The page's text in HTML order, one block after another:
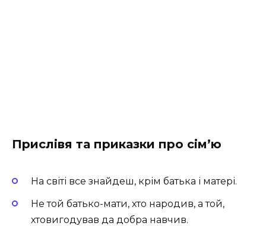
Прислівя та приказки про сім’ю
На світі все знайдеш, крім батька і матері.
Не той батько-мати, хто народив, а той,
хтовигодував да добра навчив.